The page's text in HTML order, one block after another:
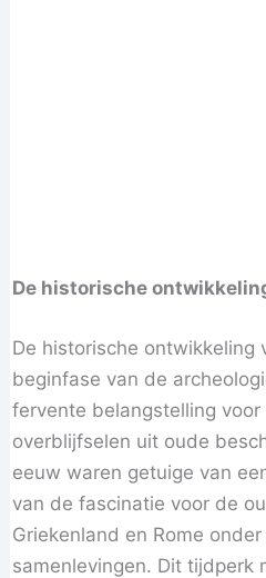
De historische
De historische ontwikkeling
beginfase van de
fervente belangstelling
overblijfselen uit oude
eeuw waren getuige van
van de fascinatie voor de
Griekenland en Rome
samenlevingen. Dit tijdperk